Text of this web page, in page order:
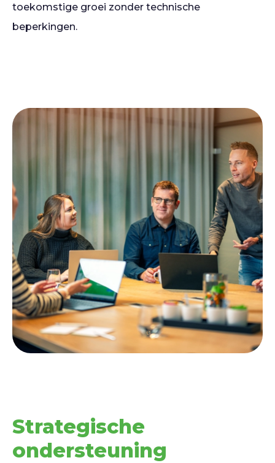
toekomstige groei zonder technische
beperkingen.
Strategische
ondersteuning